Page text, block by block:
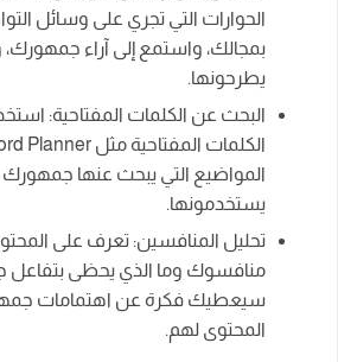
الحوارات التي تجري على وسائل
بمجالك، واستمع إلى آراء جمهورك،
يطرحونها.
البحث عن الكلمات المفتاحية:
المواضيع التي يبحث عنها
يستخدمونها.
تحليل المنافسين: تعرف على
منافسوك وما الذي يحظى
سيعطيك فكرة عن اهتمامات
المحتوى لهم.